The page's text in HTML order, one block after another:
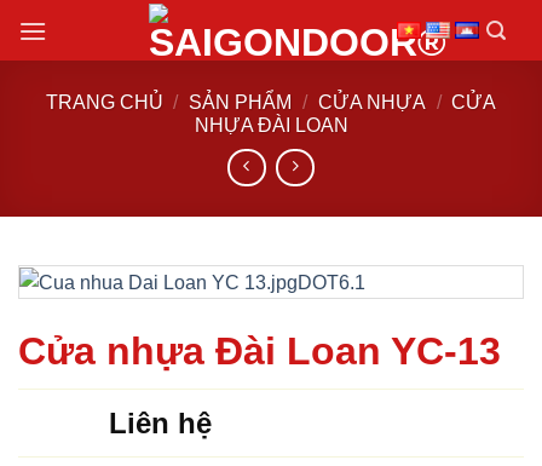
đến
TRANG CHỦ / SẢN PHẨM / CỬA NHỰA / CỬA
NHỰA ĐÀI LOAN
Cửa nhựa Đài Loan YC-13
Liên hệ